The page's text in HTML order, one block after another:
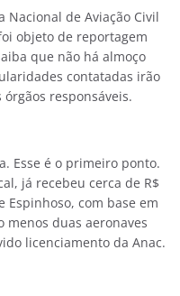
Nacional de Aviação Civil
objeto de reportagem
que não há almoço
contatadas irão
responsáveis.
Esse é o primeiro ponto.
já recebeu cerca de R$
Espinhoso, com base em
duas aeronaves
licenciamento da Anac.